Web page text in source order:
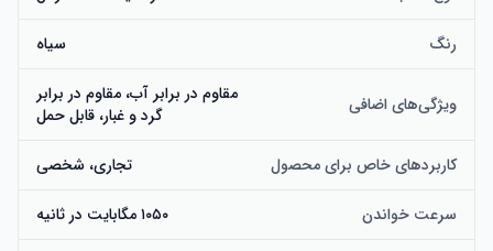
رنگ سیاه
ویژگی‌های اضافی
مقاوم در برابر آب، مقاوم در برابر
گرد و غبار، قابل حمل
کاربردهای خاص برای محصول تجاری، شخصی
سرعت خواندن ۱۰۵۰ مگابایت در ثانیه